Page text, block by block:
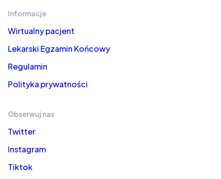
Informacje
Wirtualny pacjent
Lekarski Egzamin Końcowy
Regulamin
Polityka prywatności
Obserwuj nas
Twitter
Instagram
Tiktok